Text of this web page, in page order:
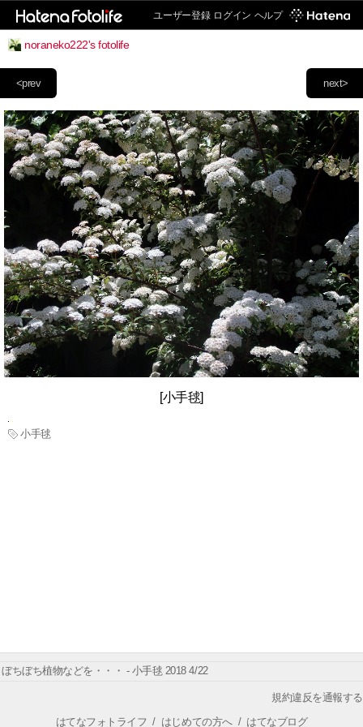
ユーザー登録 ログイン ヘルプ
noraneko222's fotolife
next>
<prev
[小手毬]
小手毬
ぼちぼち植物などを・・・ - 小手毬 2018 4/22
規約違反を通報する
はてなフォトライフ / はじめての方へ/ はてなブログ